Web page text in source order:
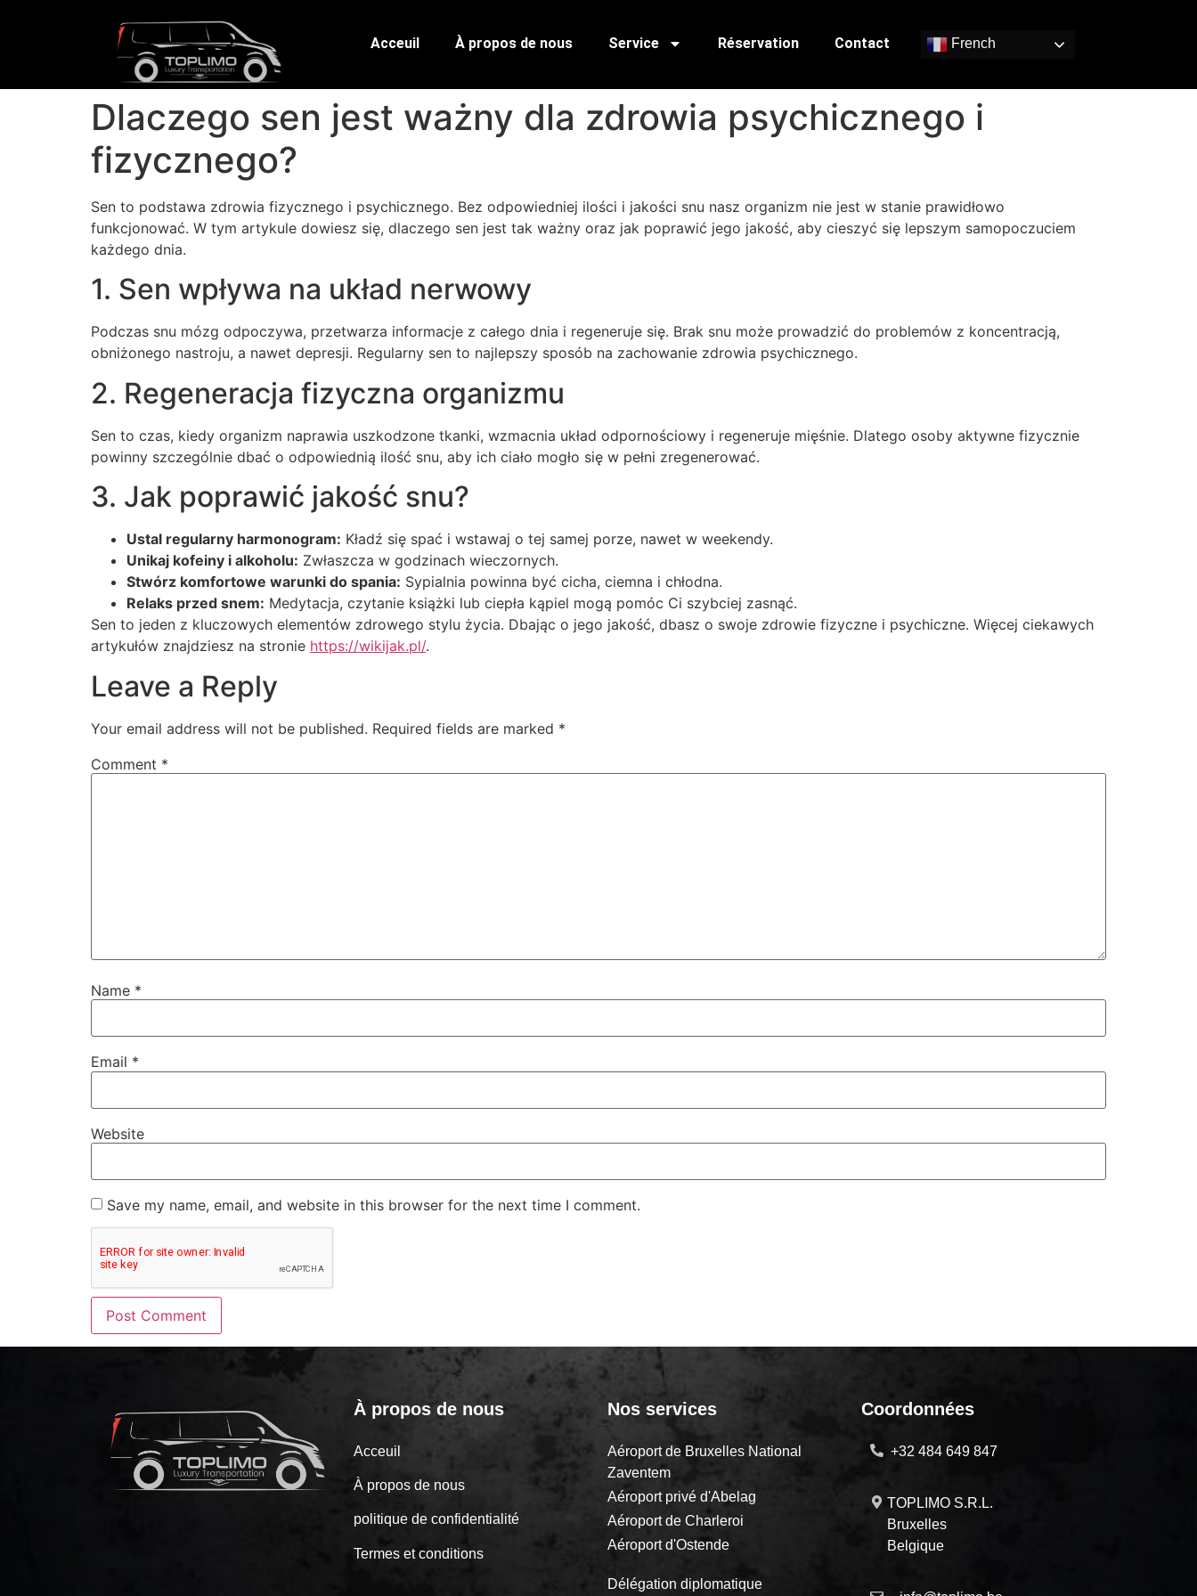
Acceuil À propos de nous Service Réservation Contact French
Dlaczego sen jest ważny dla zdrowia psychicznego i
fizycznego?
Sen to podstawa zdrowia fizycznego i psychicznego. Bez odpowiedniej ilości i jakości snu nasz organizm nie jest w stanie prawidłowo
funkcjonować. W tym artykule dowiesz się, dlaczego sen jest tak ważny oraz jak poprawić jego jakość, aby cieszyć się lepszym samopoczuciem
każdego dnia.
1. Sen wpływa na układ nerwowy
Podczas snu mózg odpoczywa, przetwarza informacje z całego dnia i regeneruje się. Brak snu może prowadzić do problemów z koncentracją,
obniżonego nastroju, a nawet depresji. Regularny sen to najlepszy sposób na zachowanie zdrowia psychicznego.
2. Regeneracja fizyczna organizmu
Sen to czas, kiedy organizm naprawia uszkodzone tkanki, wzmacnia układ odpornościowy i regeneruje mięśnie. Dlatego osoby aktywne fizycznie
powinny szczególnie dbać o odpowiednią ilość snu, aby ich ciało mogło się w pełni zregenerować.
3. Jak poprawić jakość snu?
Ustal regularny harmonogram: Kładź się spać i wstawaj o tej samej porze, nawet w weekendy.
Unikaj kofeiny i alkoholu: Zwłaszcza w godzinach wieczornych.
Stwórz komfortowe warunki do spania: Sypialnia powinna być cicha, ciemna i chłodna.
Relaks przed snem: Medytacja, czytanie książki lub ciepła kąpiel mogą pomóc Ci szybciej zasnąć.
Sen to jeden z kluczowych elementów zdrowego stylu życia. Dbając o jego jakość, dbasz o swoje zdrowie fizyczne i psychiczne. Więcej ciekawych
artykułów znajdziesz na stronie https://wikijak.pl/.
Leave a Reply
Your email address will not be published. Required fields are marked *
Comment *
Name *
Email *
Website
Save my name, email, and website in this browser for the next time I comment.
À propos de nous
Acceuil
À propos de nous
politique de confidentialité
Termes et conditions
Nos services
Aéroport de Bruxelles National
Zaventem
Aéroport privé d'Abelag
Aéroport de Charleroi
Aéroport d'Ostende
Délégation diplomatique
Coordonnées
+32 484 649 847
TOPLIMO S.R.L.
Bruxelles
Belgique